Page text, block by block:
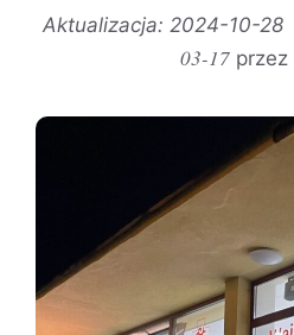
2024-10-28
03-17 przez